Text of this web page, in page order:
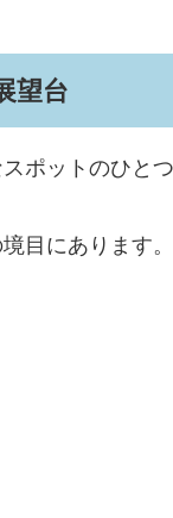
望台
ポットのひと
目にあります。